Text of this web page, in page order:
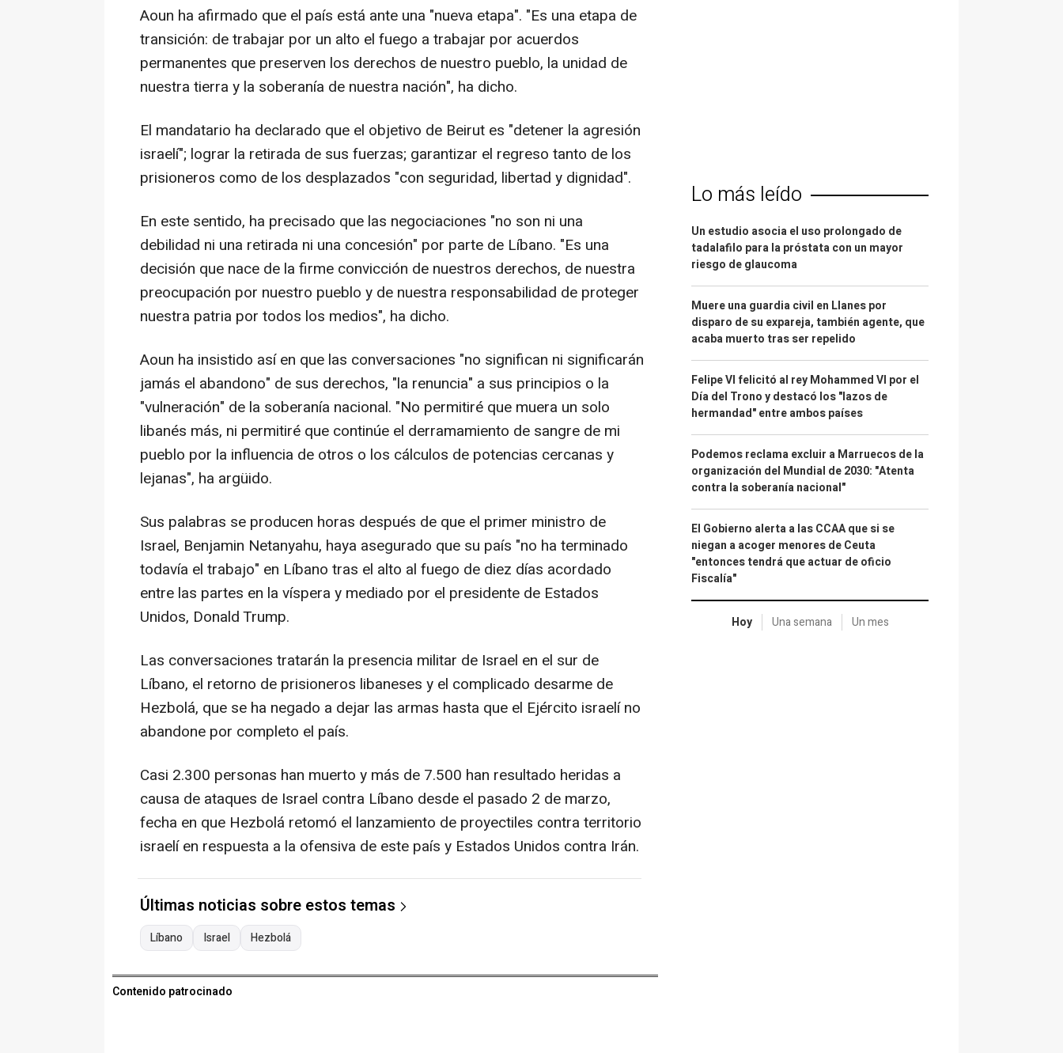
Aoun ha afirmado que el país está ante una "nueva etapa". "Es una etapa de
transición: de trabajar por un alto el fuego a trabajar por acuerdos
permanentes que preserven los derechos de nuestro pueblo, la unidad de
nuestra tierra y la soberanía de nuestra nación", ha dicho.
El mandatario ha declarado que el objetivo de Beirut es "detener la agresión
israelí"; lograr la retirada de sus fuerzas; garantizar el regreso tanto de los
prisioneros como de los desplazados "con seguridad, libertad y dignidad".
En este sentido, ha precisado que las negociaciones "no son ni una
debilidad ni una retirada ni una concesión" por parte de Líbano. "Es una
decisión que nace de la firme convicción de nuestros derechos, de nuestra
preocupación por nuestro pueblo y de nuestra responsabilidad de proteger
nuestra patria por todos los medios", ha dicho.
Aoun ha insistido así en que las conversaciones "no significan ni significarán
jamás el abandono" de sus derechos, "la renuncia" a sus principios o la
"vulneración" de la soberanía nacional. "No permitiré que muera un solo
libanés más, ni permitiré que continúe el derramamiento de sangre de mi
pueblo por la influencia de otros o los cálculos de potencias cercanas y
lejanas", ha argüido.
Sus palabras se producen horas después de que el primer ministro de
Israel, Benjamin Netanyahu, haya asegurado que su país "no ha terminado
todavía el trabajo" en Líbano tras el alto al fuego de diez días acordado
entre las partes en la víspera y mediado por el presidente de Estados
Unidos, Donald Trump.
Las conversaciones tratarán la presencia militar de Israel en el sur de
Líbano, el retorno de prisioneros libaneses y el complicado desarme de
Hezbolá, que se ha negado a dejar las armas hasta que el Ejército israelí no
abandone por completo el país.
Casi 2.300 personas han muerto y más de 7.500 han resultado heridas a
causa de ataques de Israel contra Líbano desde el pasado 2 de marzo,
fecha en que Hezbolá retomó el lanzamiento de proyectiles contra territorio
israelí en respuesta a la ofensiva de este país y Estados Unidos contra Irán.
Últimas noticias sobre estos temas
Líbano Israel Hezbolá
Contenido patrocinado
Lo más leído
Un estudio asocia el uso prolongado de
tadalafilo para la próstata con un mayor
riesgo de glaucoma
Muere una guardia civil en Llanes por
disparo de su expareja, también agente, que
acaba muerto tras ser repelido
Felipe VI felicitó al rey Mohammed VI por el
Día del Trono y destacó los "lazos de
hermandad" entre ambos países
Podemos reclama excluir a Marruecos de la
organización del Mundial de 2030: "Atenta
contra la soberanía nacional"
El Gobierno alerta a las CCAA que si se
niegan a acoger menores de Ceuta
"entonces tendrá que actuar de oficio
Fiscalía"
Hoy Una semana Un mes